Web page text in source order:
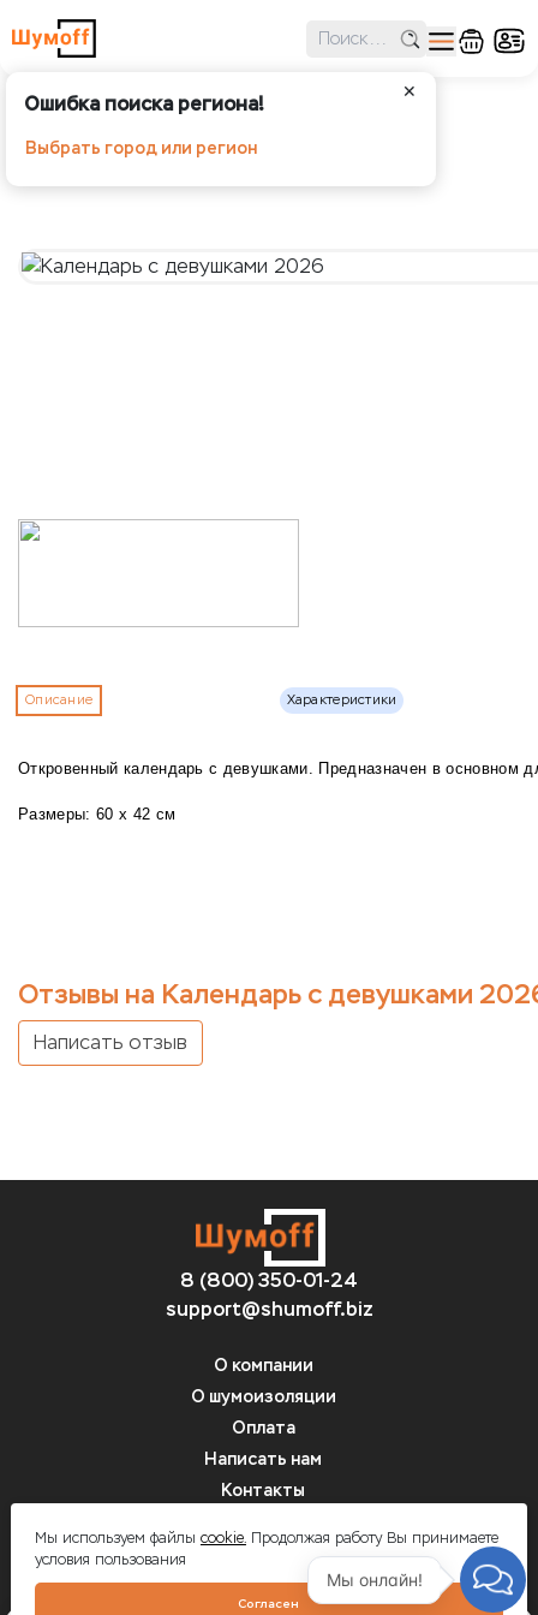
✕
Ошибка поиска региона!
Выбрать город или регион
Описание Характеристики
Откровенный календарь с девушками. Предназначен в основном
Размеры: 60 х 42 см
Отзывы на Календарь с девушками
Написать отзыв
8 (800) 350-01-24
support@shumoff.biz
О компании
О шумоизоляции
Оплата
Написать нам
Контакты
Шумоff - шумоизоляция автомобилей
Мы используем файлы cookie.Продолжая работу Вы принимаете
условия пользования
Согласен
Мы онлайн!